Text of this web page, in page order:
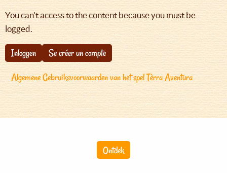
You can't access to the content because you must be
logged.
Inloggen
Se créer un compte
Algemene Gebruiksvoorwaarden van het spel Tèrra Aventura
Ontdek